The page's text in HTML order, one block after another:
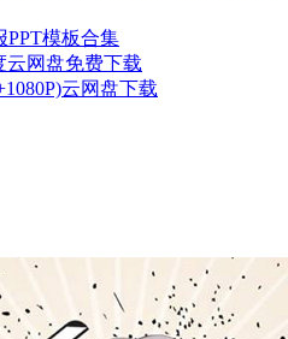
PPT模板合集
云网盘免费下载
云网盘下载